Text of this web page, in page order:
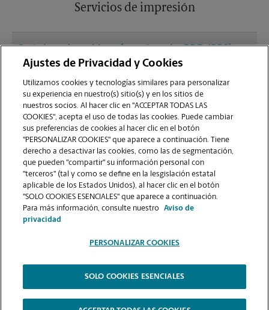
Servicios de impresión
¿Qué clase de archivos (por ejemplo, PDF, JPEG)
debo usar para enviar a imprimir documentos en
¿Puedo terminar un trabajo de impresión
(laminado, encuadernado o engrapado) en la
sucursal ubicada en 606 61 Hwy?
¿La sucursal de Villa Rica ofrece servicios de
impresión de gran formato como pancartas,
carteles o planos?
2026.
The UPS Store | Aviso de Privacidad | Términos de Uso del Sitio Web |
Contraste Alto
Ajustes de Privacidad y Cookies
Utilizamos cookies y tecnologías similares para personalizar
su experiencia en nuestro(s) sitio(s) y en los sitios de
nuestros socios. Al hacer clic en "ACCEPTAR TODAS LAS
COOKIES", acepta el uso de todas las cookies. Puede cambiar
sus preferencias de cookies al hacer clic en el botón
"PERSONALIZAR COOKIES" que aparece a continuación. Tiene
derecho a desactivar las cookies, como las de segmentación,
que pueden "compartir" su información personal con
"terceros" (tal y como se define en la lesgislación estatal
aplicable de los Estados Unidos), al hacer clic en el botón
"SOLO COOKIES ESENCIALES" que aparece a continuación.
Para más información, consulte nuestro
Aviso de
privacidad
PERSONALIZAR COOKIES
SOLO COOKIES ESENCIALES